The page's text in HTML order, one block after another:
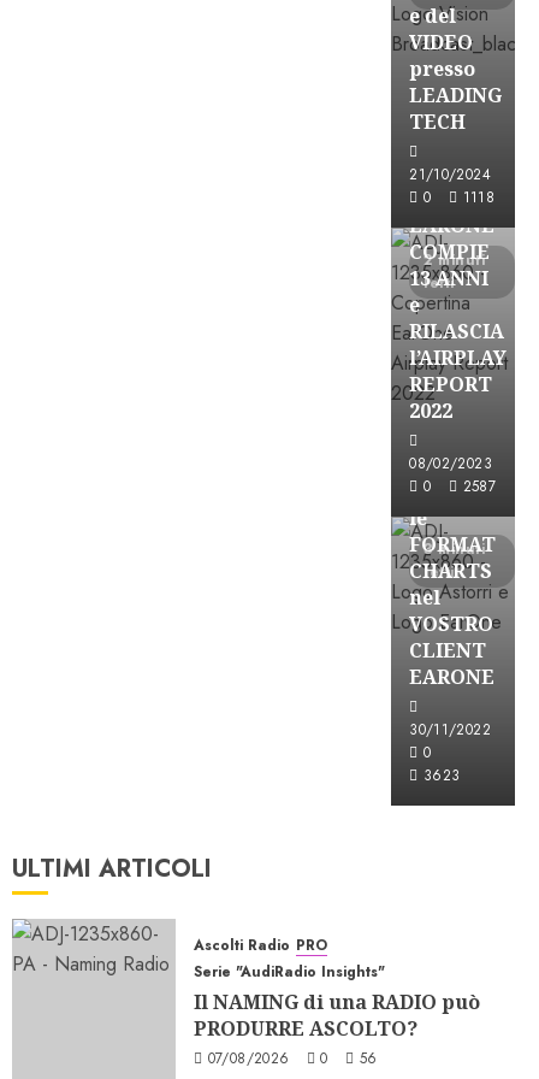
e del
VIDEO
presso
LEADING
TECH
21/10/2024
0
1118
2 minuti
letti
Partnership
EARONE
COMPIE
13 ANNI
e
RILASCIA
l’AIRPLAY
REPORT
2022
08/02/2023
0
2587
3 minuti
letti
Partnership
le
FORMAT
CHARTS
nel
VOSTRO
CLIENT
EARONE
30/11/2022
0
3623
ULTIMI ARTICOLI
Ascolti Radio PRO
Serie "AudiRadio Insights"
Il NAMING di una RADIO può
PRODURRE ASCOLTO?
07/08/2026 0 56